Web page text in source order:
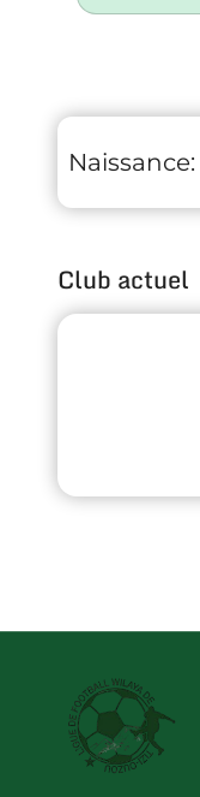
Naissance:
Club actuel